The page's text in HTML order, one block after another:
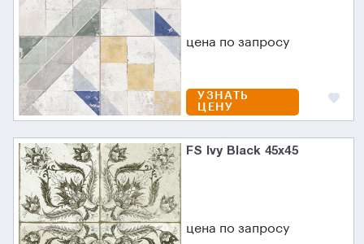
цена по запросу
УЗНАТЬ
ЦЕНУ
FS Ivy Black 45х45
цена по запросу